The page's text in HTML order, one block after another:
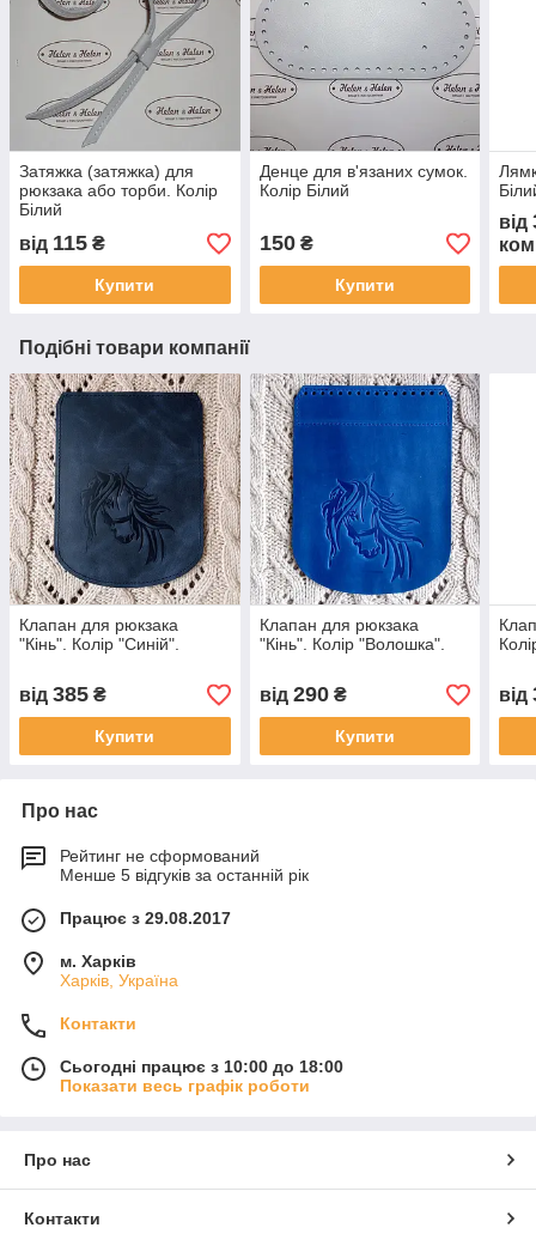
Затяжка (затяжка) для
рюкзака або торби. Колір
Білий
від 115 ₴
Купити
Денце для в'язаних сумок.
Колір Білий
150₴
Купити
від
Подібні товари компанії
Клапан для рюкзака
"Кiнь". Колір "Синій".
від 385 ₴
Купити
Клапан для рюкзака
"Кiнь". Колір "Волошка".
від 290₴
Купити
від
Про нас
Рейтинг не сформований
Менше 5 відгуків за останній рік
Працює з 29.08.2017
м. Харків
Харків, Україна
Контакти
Сьогодні працює з 10:00 до 18:00
Показати весь графік роботи
Про нас
Контакти